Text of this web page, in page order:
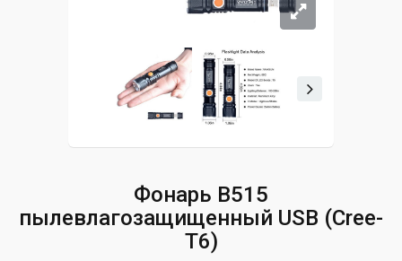
Фонарь B515
пылевлагозащищенный USB (Cree-
T6)